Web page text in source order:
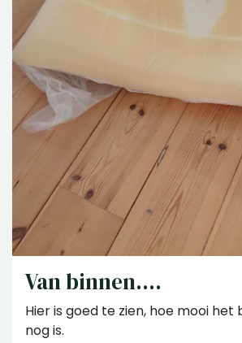
Van binnen....
Hier is goed te zien, hoe mooi het
nog is.